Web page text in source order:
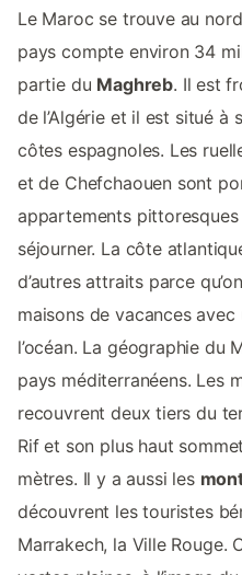
Le Maroc se trouve au
pays compte environ 34
partie du Maghreb. Il est
de l’Algérie et il est situé à
côtes espagnoles. Les
et de Chefchaouen sont
appartements pittoresques
séjourner. La côte
d’autres attraits parce
maisons de vacances
l’océan. La géographie du
pays méditerranéens. Les
recouvrent deux tiers du
Rif et son plus haut
mètres. Il y a aussi les
découvrent les touristes
Marrakech, la Ville Rouge.